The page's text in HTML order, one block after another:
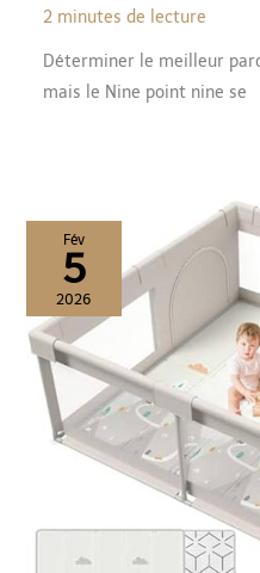
2 minutes de lecture
Déterminer le meilleur
mais le Nine point nine se
Fév
5
2026